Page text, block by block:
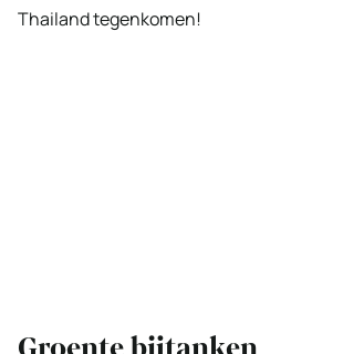
Thailand tegenkomen!